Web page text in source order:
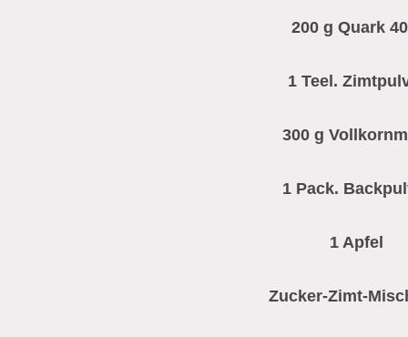
200 g Quark
1 Teel.
300 g
1 Pack.
1 Apfel
Zucker-Zimt-